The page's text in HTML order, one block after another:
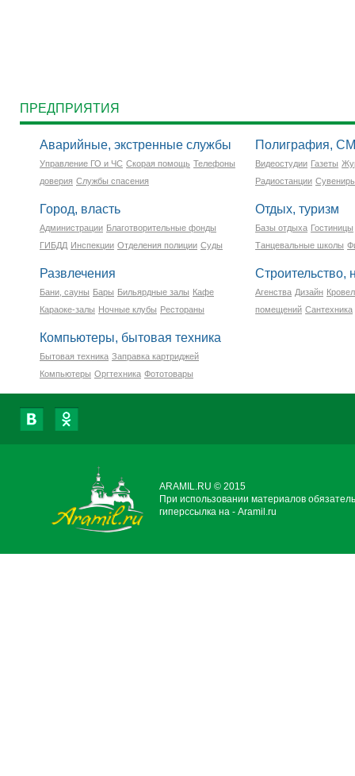
ПРЕДПРИЯТИЯ
Аварийные, экстренные службы
Управление ГО и ЧС Скорая помощь Телефоны
доверия Службы спасения
Город, власть
Администрации Благотворительные фонды
ГИБДД Инспекции Отделения полиции Суды
Развлечения
Бани, сауны Бары Бильярдные залы Кафе
Караоке-залы Ночные клубы Рестораны
Компьютеры, бытовая техника
Бытовая техника Заправка картриджей
Компьютеры Оргтехника Фототовары
Полиграфия,
Видеостудии Газеты
Радиостанции
Отдых, туризм
Базы отдыха Гостиницы
Танцевальные школы
Строительство,
Агенства Дизайн
помещений Сантехника
ARAMIL.RU © 2015
При использовании материалов
гиперссылка на - Aramil.ru